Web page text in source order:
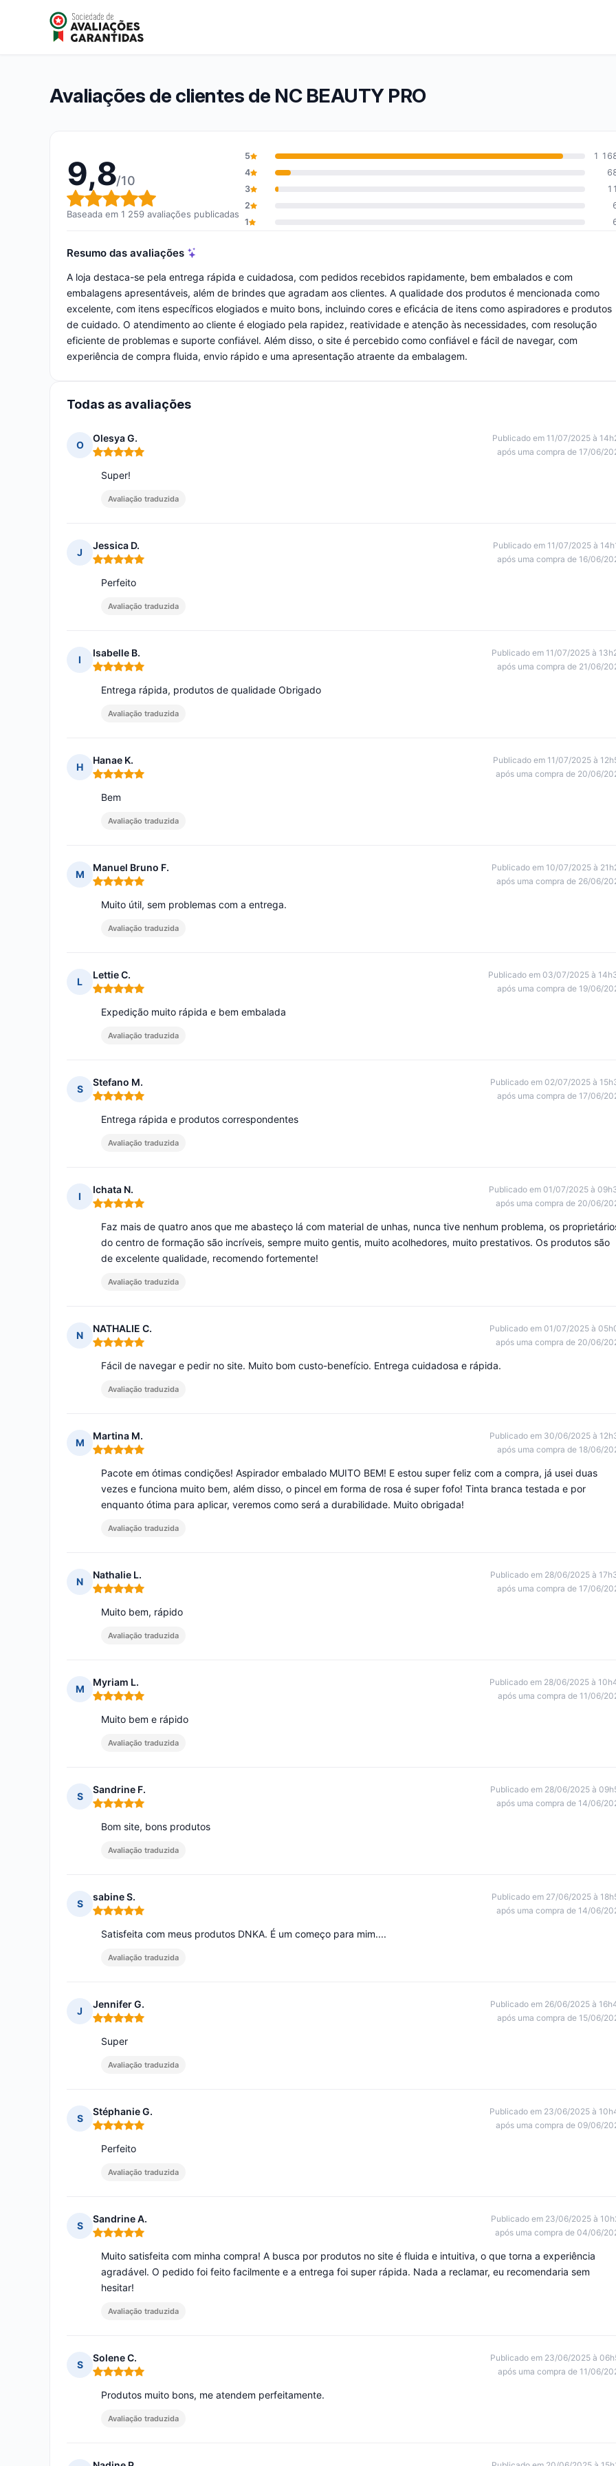
NC BEAUTY PRO
Nota global: 9,8 em 10
9,8/10(1 259 avaliações)
Avaliações de clientes de NC BEAUTY PRO
9,8/10
Nota global: 9,8 em 10
Baseada em 1 259 avaliações publicadas
5
1
4
3
11
2
1
Resumo das avaliações
A loja destaca-se pela entrega rápida e cuidadosa, com pedidos recebidos rapidamente, bem embalados e com
embalagens apresentáveis, além de brindes que agradam aos clientes. A qualidade dos produtos é mencionada como
excelente, com itens específicos elogiados e muito bons, incluindo cores e eficácia de itens como aspiradores e produtos
de cuidado. O atendimento ao cliente é elogiado pela rapidez, reatividade e atenção às necessidades, com resolução
eficiente de problemas e suporte confiável. Além disso, o site é percebido como confiável e fácil de navegar, com
experiência de compra fluida, envio rápido e uma apresentação atraente da embalagem.
Todas as avaliações
O
Olesya G.
Nota: 5 em 5
Publicado em 11/07/2025 à
após uma compra de 17/06/
Super!
Avaliação traduzida
J
Jessica D.
Nota: 5 em 5
Publicado em 11/07/2025 à
após uma compra de 16/06/
Perfeito
Avaliação traduzida
I
Isabelle B.
Nota: 5 em 5
Publicado em 11/07/2025 à
após uma compra de 21/06/
Entrega rápida, produtos de qualidade Obrigado
Avaliação traduzida
H
Hanae K.
Nota: 5 em 5
Publicado em 11/07/2025 à
após uma compra de 20/06/
Bem
Avaliação traduzida
M
Manuel Bruno F.
Nota: 5 em 5
Publicado em 10/07/2025 à
após uma compra de 26/06/
Muito útil, sem problemas com a entrega.
Avaliação traduzida
L
Lettie C.
Nota: 5 em 5
Publicado em 03/07/2025 à
após uma compra de 19/06/
Expedição muito rápida e bem embalada
Avaliação traduzida
S
Stefano M.
Nota: 5 em 5
Publicado em 02/07/2025 à
após uma compra de 17/06/
Entrega rápida e produtos correspondentes
Avaliação traduzida
I
Ichata N.
Nota: 5 em 5
Publicado em 01/07/2025 à
após uma compra de 20/06/
Faz mais de quatro anos que me abasteço lá com material de unhas, nunca tive nenhum problema, os
do centro de formação são incríveis, sempre muito gentis, muito acolhedores, muito prestativos. Os produtos são
de excelente qualidade, recomendo fortemente!
Avaliação traduzida
N
NATHALIE C.
Nota: 5 em 5
Publicado em 01/07/2025 à
após uma compra de 20/06/
Fácil de navegar e pedir no site. Muito bom custo-benefício. Entrega cuidadosa e rápida.
Avaliação traduzida
M
Martina M.
Nota: 5 em 5
Publicado em 30/06/2025 à
após uma compra de 18/06/
Pacote em ótimas condições! Aspirador embalado MUITO BEM! E estou super feliz com a compra, já usei duas
vezes e funciona muito bem, além disso, o pincel em forma de rosa é super fofo! Tinta branca testada e por
enquanto ótima para aplicar, veremos como será a durabilidade. Muito obrigada!
Avaliação traduzida
N
Nathalie L.
Nota: 5 em 5
Publicado em 28/06/2025 à
após uma compra de 17/06/
Muito bem, rápido
Avaliação traduzida
M
Myriam L.
Nota: 5 em 5
Publicado em 28/06/2025 à
após uma compra de 11/06/
Muito bem e rápido
Avaliação traduzida
S
Sandrine F.
Nota: 5 em 5
Publicado em 28/06/2025 à
após uma compra de 14/06/
Bom site, bons produtos
Avaliação traduzida
S
sabine S.
Nota: 5 em 5
Publicado em 27/06/2025 à
após uma compra de 14/06/
Satisfeita com meus produtos DNKA. É um começo para mim....
Avaliação traduzida
J
Jennifer G.
Nota: 5 em 5
Publicado em 26/06/2025 à
após uma compra de 15/06/
Super
Avaliação traduzida
S
Stéphanie G.
Nota: 5 em 5
Publicado em 23/06/2025 à
após uma compra de 09/06/
Perfeito
Avaliação traduzida
S
Sandrine A.
Nota: 5 em 5
Publicado em 23/06/2025 à
após uma compra de 04/06/
Muito satisfeita com minha compra! A busca por produtos no site é fluida e intuitiva, o que torna a experiência
agradável. O pedido foi feito facilmente e a entrega foi super rápida. Nada a reclamar, eu recomendaria sem
hesitar!
Avaliação traduzida
S
Solene C.
Nota: 5 em 5
Publicado em 23/06/2025 à
após uma compra de 11/06/
Produtos muito bons, me atendem perfeitamente.
Avaliação traduzida